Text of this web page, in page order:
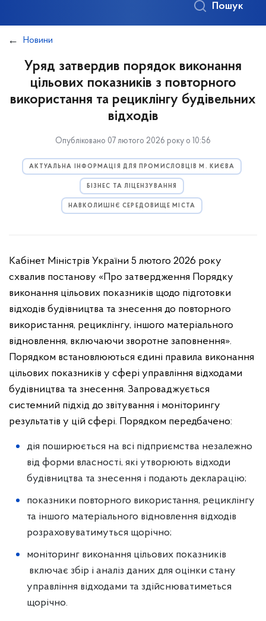
Пошук
Новини
Уряд затвердив порядок виконання
цільових показників з повторного
використання та рециклінгу будівельних
відходів
Опубліковано 07 лютого 2026 року о 10:56
АКТУАЛЬНА ІНФОРМАЦІЯ ДЛЯ ПРОМИСЛОВЦІВ М. КИЄВА
БІЗНЕС ТА ЛІЦЕНЗУВАННЯ
НАВКОЛИШНЄ СЕРЕДОВИЩЕ МІСТА
Кабінет Міністрів України 5 лютого 2026 року
схвалив постанову «Про затвердження Порядку
виконання цільових показників щодо підготовки
відходів будівництва та знесення до повторного
використання, рециклінгу, іншого матеріального
відновлення, включаючи зворотне заповнення».
Порядком встановлюються єдині правила виконання
цільових показників у сфері управління відходами
будівництва та знесення. Запроваджується
системний підхід до звітування і моніторингу
результатів у цій сфері. Порядком передбачено:
дія поширюється на всі підприємства незалежно
від форми власності, які утворюють відходи
будівництва та знесення і подають декларацію;
показники повторного використання, рециклінгу
та іншого матеріального відновлення відходів
розраховуватимуться щорічно;
моніторинг виконання цільових показників
включає збір і аналіз даних для оцінки стану
управління відходами та здійснюватиметься
щорічно.